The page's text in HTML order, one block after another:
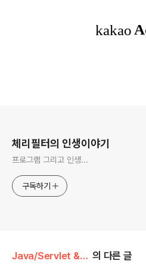
체리필터의 인생이야기
프로그램 그리고 인생...
구독하기
Java/Servlet & JSP 의 다른 글